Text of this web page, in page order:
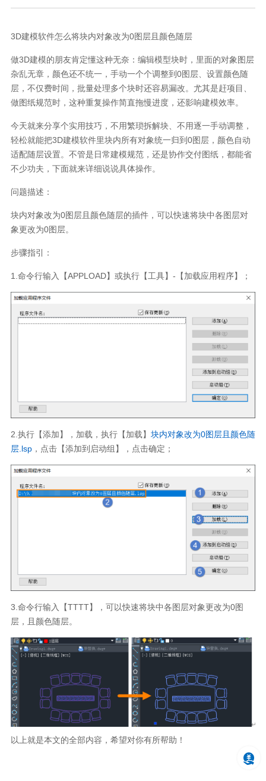
3D建模软件怎么将块内对象改为0图层且颜色随层
做3D建模的朋友肯定懂这种无奈：编辑模型块时，里面的对象图层
杂乱无章，颜色还不统一，手动一个个调整到0图层、设置颜色随
层，不仅费时间，批量处理多个块时还容易漏改。尤其是赶项目、
做图纸规范时，这种重复操作简直拖慢进度，还影响建模效率。
今天就来分享个实用技巧，不用繁琐拆解块、不用逐一手动调整，
轻松就能把3D建模软件里块内所有对象统一归到0图层，颜色自动
适配随层设置。不管是日常建模规范，还是协作交付图纸，都能省
不少功夫，下面就来详细说说具体操作。
问题描述：
块内对象改为0图层且颜色随层的插件，可以快速将块中各图层对
象更改为0图层。
步骤指引：
1.命令行输入【APPLOAD】或执行【工具】-【加载应用程序】；
2.执行【添加】，加载，执行【加载】 块内对象改为0图层且颜色随
层.lsp，点击【添加到启动组】，点击确定；
3.命令行输入【TTTT】，可以快速将块中各图层对象更改为0图
层，且颜色随层。
以上就是本文的全部内容，希望对你有所帮助！